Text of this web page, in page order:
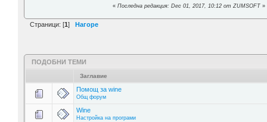
«Последна редакция: Dec 01, 2017, 10:12 от ZUMSOFT »
Страници: [1] Нагоре
ПОДОБНИ ТЕМИ
Заглавие
Помощ за wine
Общ форум
Wine
Настройка на програми